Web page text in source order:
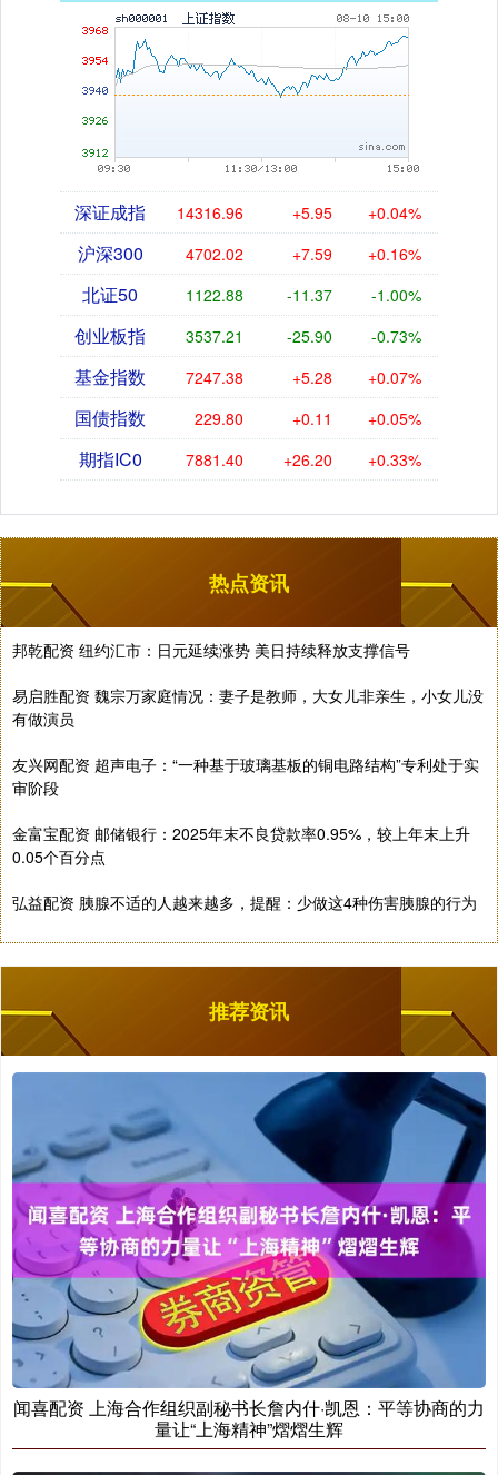
深证成指 14316.96 +5.95 +0.04%
沪深300 4702.02 +7.59 +0.16%
北证50 1122.88 -11.37 -1.00%
创业板指 3537.21 -25.90 -0.73%
基金指数 7247.38 +5.28 +0.07%
国债指数 229.80 +0.11 +0.05%
期指IC0 7881.40 +26.20 +0.33%
热点资讯
邦乾配资 纽约汇市：日元延续涨势 美日持续释放支撑信号
易启胜配资 魏宗万家庭情况：妻子是教师，大女儿非亲生，小女儿没
有做演员
友兴网配资 超声电子：“一种基于玻璃基板的铜电路结构”专利处于实
审阶段
金富宝配资 邮储银行：2025年末不良贷款率0.95%，较上年末上升
0.05个百分点
弘益配资 胰腺不适的人越来越多，提醒：少做这4种伤害胰腺的行为
推荐资讯
闻喜配资 上海合作组织副秘书长詹内什·凯恩：平等协商的力
量让“上海精神”熠熠生辉